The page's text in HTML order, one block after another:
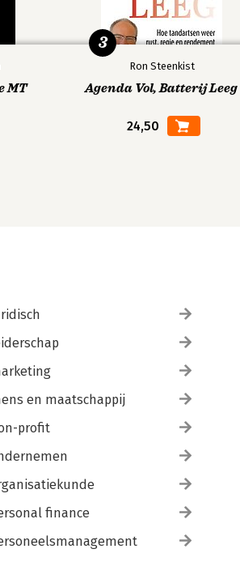
MT
Ron Steenkist
Agenda Vol, Batterij Leeg
24,50
3
en maatschappij
profit
finance